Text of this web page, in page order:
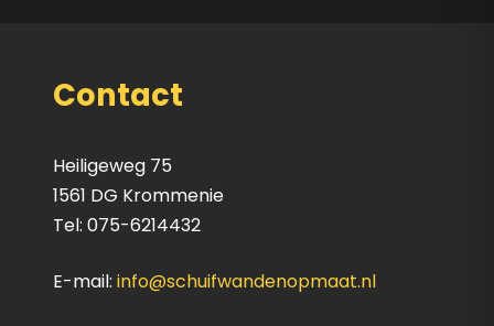
Contact
Heiligeweg 75
1561 DG Krommenie
Tel: 075-6214432
E-mail: info@schuifwandenopmaat.nl